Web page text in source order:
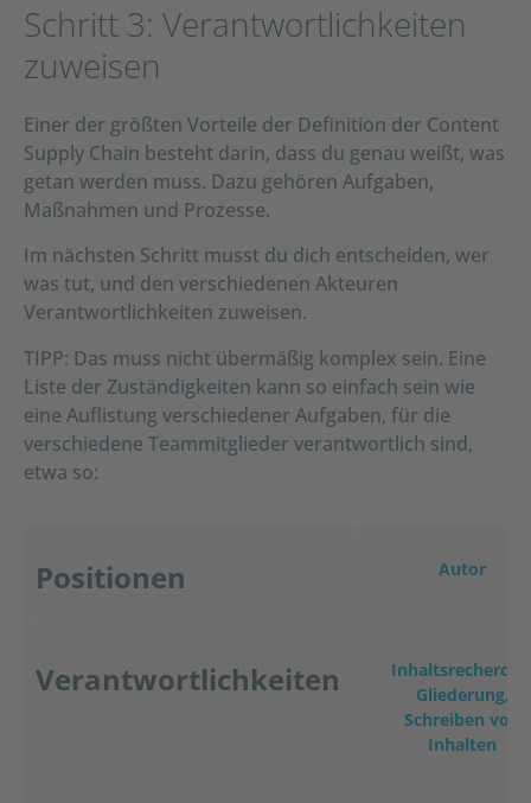
Schritt 3: Verantwortlichkeiten
zuweisen
Einer der größten Vorteile der Definition der Content
Supply Chain besteht darin, dass du genau weißt, was
getan werden muss. Dazu gehören Aufgaben,
Maßnahmen und Prozesse.
Im nächsten Schritt musst du dich entscheiden, wer
was tut, und den verschiedenen Akteuren
Verantwortlichkeiten zuweisen.
TIPP: Das muss nicht übermäßig komplex sein. Eine
Liste der Zuständigkeiten kann so einfach sein wie
eine Auflistung verschiedener Aufgaben, für die
verschiedene Teammitglieder verantwortlich sind,
etwa so:
Positionen Autor
Verantwortlichkeiten
Gliederung,
Schreiben von
Inhalten